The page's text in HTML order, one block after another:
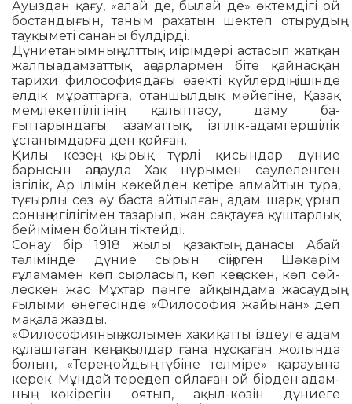
Ауыздан қағу, «алай де, былай де» өктемдігі ой
бостандығын, та­ным рахатын шектеп отырудың
тау­қыметі сананы бүлдірді.
Дүниетанымның ұлттық иірім­дері астасып жатқан
жалпыадам­зат­тық аңсарлармен біте қайнас­қан
тарихи философиядағы өзекті күйлердің ішінде
елдік мұраттарға, отан­шылдық мәйегіне, Қазақ
мем­лекеттілігінің қалыптасу, даму ба­
ғыттарындағы азаматтық, ізгі­лік-адамгершілік
ұстанымдарға ден қойған.
Қилы кезең, қырық түрлі қи­сын­дар дүние
барысын аңлауда Хақ нұрымен сәулеленген
ізгілік, Ар ілімін көкейден кетіре алмай­тын тура,
тұғырлы сөз әу баста ай­тылған, адам шарқ ұрып
соның игі­лігімен тазарып, жан сақтауға құш­тарлық
бейімімен бойын тік­тейді.
Сонау бір 1918 жылы қазақтың да­насы Абай
тәлімінде дүние сы­рын сіңірген Шәкәрім
ғұламамен көп сырласып, көп кеңескен, көп сөй­
лескен жас Мұхтар пәнге ай­қындама жасаудың
ғылыми өне­ге­сінде «Философия жайынан» деп
мақала жазды.
«Философияның жолымен ха­қи­қатты іздеуге адам
құлаштаған кең ақылдар ғана нұсқаған жолын­да
болып, «Терең ойдың түбіне тел­міре» қарауына
керек. Мұндай те­реңдеп ойлаған ой бірден адам­
ның көкірегін оятып, ақыл-көзін дү­ниеге